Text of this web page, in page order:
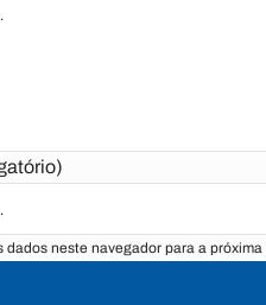
dados neste navegador para a